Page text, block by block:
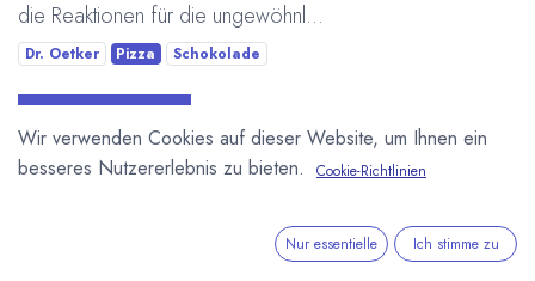
die Reaktionen für die ungewöhnl...
Dr. Oetker Pizza Schokolade
ÜBER UNS
In unserem Blog berichten wir über die große weite Welt von
Wir verwenden Cookies auf dieser Website, um Ihnen ein
besseres Nutzererlebnis zu bieten.
Cookie-Richtlinien
Nur essentielle Ich stimme zu